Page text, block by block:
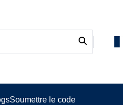
Soumettre le code